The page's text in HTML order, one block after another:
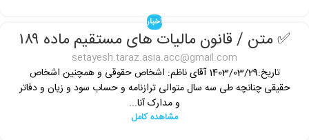
اخبار
✅ متن / قانون مالیات های مستقیم ماده ۱۸۹
setayesh.taraz.asia.acc@gmail.com
تاریخ:1403/03/29 آقای ناظم: اشخاص حقوقی و همچنین اشخاص
حقیقی چنانچه طی سه سال متوالی ترازنامه و حساب سود و زیان و دفاتر
و مدارک آنا...
مشاهده کامل